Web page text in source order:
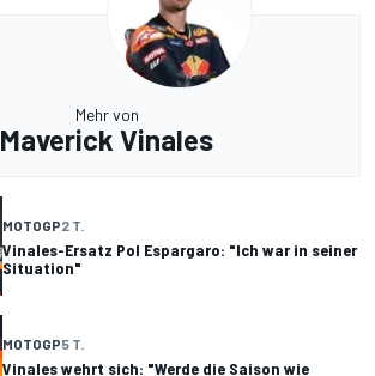
Mehr von
Maverick Vinales
MOTOGP2 T.
Vinales-Ersatz Pol Espargaro: "Ich war in seiner
Situation"
MOTOGP5 T.
Vinales wehrt sich: "Werde die Saison wie